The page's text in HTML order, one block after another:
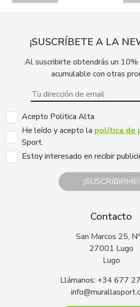
¡SUSCRÍBETE A LA
Al suscribirte obtendrás un 10%
acumulable con otras
Acepto Politica Alta
He leído y acepto la política de
Sport.
Estoy interesado en recibir
¡SUSCRIBIRME!
Contacto
San Marcos 25,
27001 Lugo
Lugo
Llámanos: +34 677